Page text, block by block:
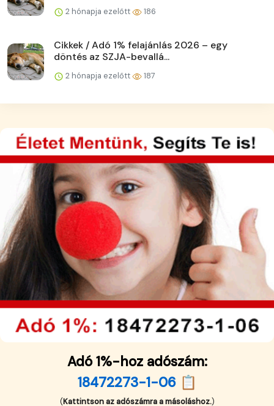
2 hónapja ezelőtt 186
Cikkek / Adó 1% felajánlás 2026 – egy
döntés az SZJA-bevallá...
2 hónapja ezelőtt 187
Adó 1%-hoz adószám:
18472273-1-06 📋
(Kattintson az adószámra a másoláshoz.)